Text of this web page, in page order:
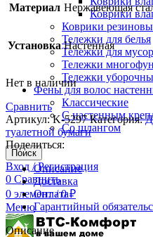
Коврики
Коврики
Тележки для белья
Тележки для
Тележки
Тележки
Фены для волос
Классические
С настенным
Со шлангом
Поиск
Вход / Регистрация
0 Сравнить
0 элемент / 0₽
Меню
Материал Нержавеющая
Установка Настенная
Нет в наличии
Сравнить
Артикул:K-5297Категория:
туалетной бумаги
Поделиться:
Описание
Доставка
Оплата
Гарантийный
Описание